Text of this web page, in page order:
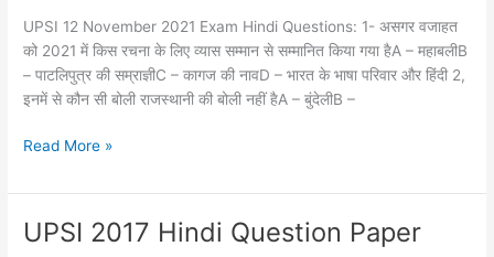
UPSI 12 November 2021 Exam Hindi Questions: 1- असगर वजाहत
को 2021 में किस रचना के लिए व्यास सम्मान से सम्मानित किया गया हैA – महाबलीB
– पाटलिपुत्र की सम्राज्ञीC – कागज की नावD – भारत के भाषा परिवार और हिंदी 2,
इनमें से कौन सी बोली राजस्थानी की बोली नहीं हैA – बुंदेलीB –
UPSI
November
2021
Paper
Read More »
UPSI 2017 Hindi Question Paper